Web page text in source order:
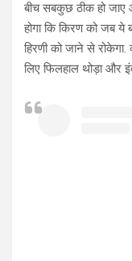
बीच सबकुछ ठीक हो जाए
होगा कि किरण को जब ये
हिरणी को जाने से रोकेगा.
लिए फिलहाल थोड़ा और